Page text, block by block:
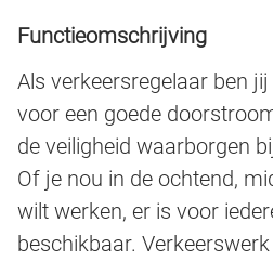
Functieomschrijving
Als verkeersregelaar ben
voor een goede
de veiligheid waarborgen
Of je nou in de ochtend,
wilt werken, er is voor
beschikbaar.